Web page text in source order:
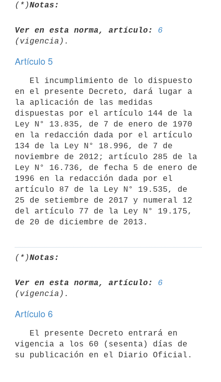
(*)Notas:
Ver en esta norma, artículo:
6
Artículo 5
en el presente Decreto, dará lugar a
la aplicación de las medidas
dispuestas por el artículo 144 de la
Ley N° 13.835, de 7 de enero de 1970
en la redacción dada por el artículo
134 de la Ley N° 18.996, de 7 de
noviembre de 2012; artículo 285 de la
Ley N° 16.736, de fecha 5 de enero de
1996 en la redacción dada por el
artículo 87 de la Ley N° 19.535, de
25 de setiembre de 2017 y numeral 12
del artículo 77 de la Ley N° 19.175,
(*)Notas:
Ver en esta norma, artículo:
6
Artículo 6
vigencia a los 60 (sesenta) días de